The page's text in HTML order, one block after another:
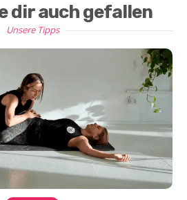
dir auch gefallen
Unsere Tipps